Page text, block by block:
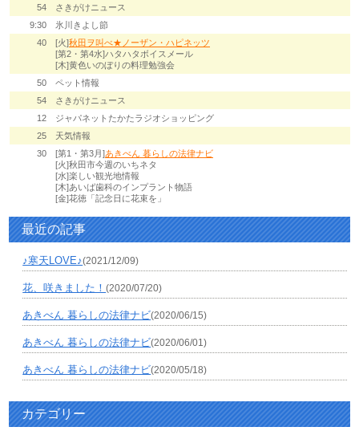
54
さきがけニュース
9:30
氷川きよし節
40
[火]秋田ヲ叫べ★ノーザン・ハピネッツ
[第2・第4水]ハタハタボイスメール
[木]黄色いのぼりの料理勉強会
50
ペット情報
54
さきがけニュース
12
ジャパネットたかたラジオショッピング
25
天気情報
30
[第1・第3月]あきべん 暮らしの法律ナビ
[火]秋田市今週のいちネタ
[水]楽しい観光地情報
[木]あいば歯科のインプラント物語
[金]花徳「記念日に花束を」
最近の記事
♪寒天LOVE♪(2021/12/09)
花、咲きました！(2020/07/20)
あきべん 暮らしの法律ナビ(2020/06/15)
あきべん 暮らしの法律ナビ(2020/06/01)
あきべん 暮らしの法律ナビ(2020/05/18)
カテゴリー